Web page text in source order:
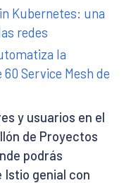
Kubernetes: una
redes
la
Service Mesh de
y usuarios en el
de Proyectos
podrás
Istio genial con